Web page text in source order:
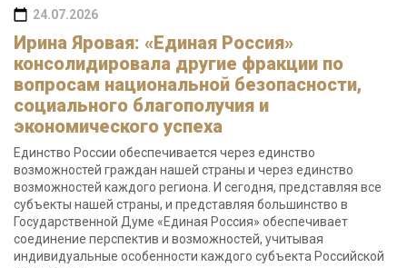
24.07.2026
Ирина Яровая: «Единая Россия»
консолидировала другие фракции по
вопросам национальной безопасности,
социального благополучия и
экономического успеха
Единство России обеспечивается через единство
возможностей граждан нашей страны и через единство
возможностей каждого региона. И сегодня, представляя все
субъекты нашей страны, и представляя большинство в
Государственной Думе «Единая Россия» обеспечивает
соединение перспектив и возможностей, учитывая
индивидуальные особенности каждого субъекта Российской